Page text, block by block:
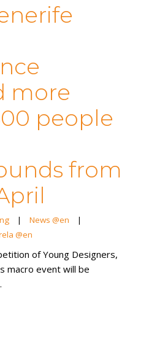
more
people
from
| News @en
|
@en
of Young Designers,
macro event will be